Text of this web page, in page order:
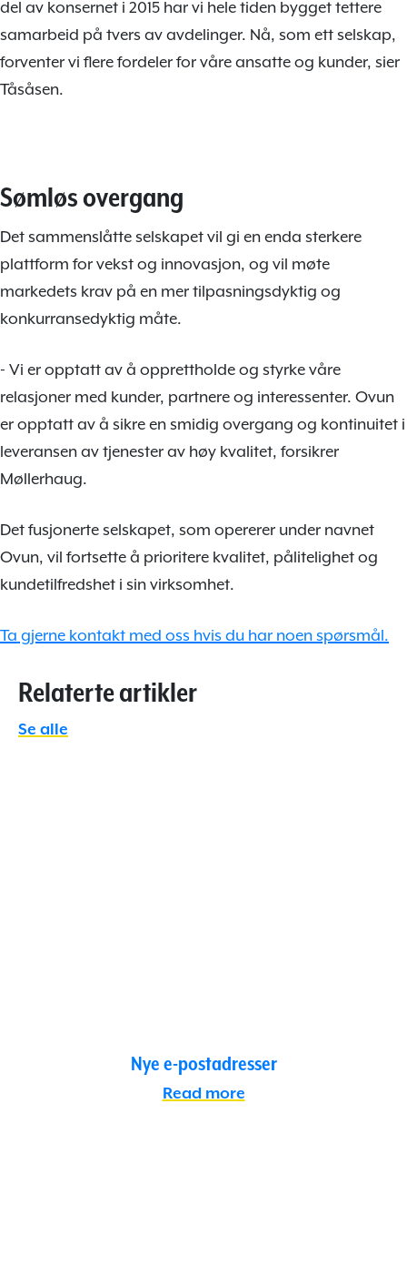
del av konsernet i 2015 har vi hele tiden bygget tettere
samarbeid på tvers av avdelinger. Nå, som ett selskap,
forventer vi flere fordeler for våre ansatte og kunder, sier
Tåsåsen.
Sømløs overgang
Det sammenslåtte selskapet vil gi en enda sterkere
plattform for vekst og innovasjon, og vil møte
markedets krav på en mer tilpasningsdyktig og
konkurransedyktig måte.
- Vi er opptatt av å opprettholde og styrke våre
relasjoner med kunder, partnere og interessenter. Ovun
er opptatt av å sikre en smidig overgang og kontinuitet i
leveransen av tjenester av høy kvalitet, forsikrer
Møllerhaug.
Det fusjonerte selskapet, som opererer under navnet
Ovun, vil fortsette å prioritere kvalitet, pålitelighet og
kundetilfredshet i sin virksomhet.
Ta gjerne kontakt med oss hvis du har noen spørsmål.
Relaterte artikler
Se alle
Nye e-postadresser
Read more